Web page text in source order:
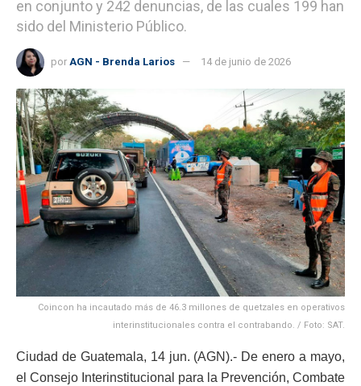
en conjunto y 242 denuncias, de las cuales 199 han
sido del Ministerio Público.
por AGN - Brenda Larios 14 de junio de 2026
Coincon ha incautado más de 46.3 millones de quetzales en operativos
interinstitucionales contra el contrabando. / Foto: SAT.
Ciudad de Guatemala, 14 jun. (AGN).- De enero a mayo,
el Consejo Interinstitucional para la Prevención, Combate